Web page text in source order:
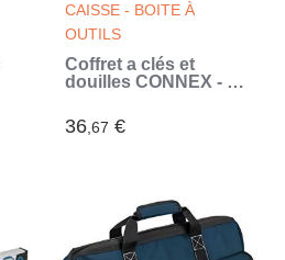
CAISSE - BOITE À
OUTILS
Coffret a clés et
douilles CONNEX - 52
vanadium (Rouge)
36,67 €